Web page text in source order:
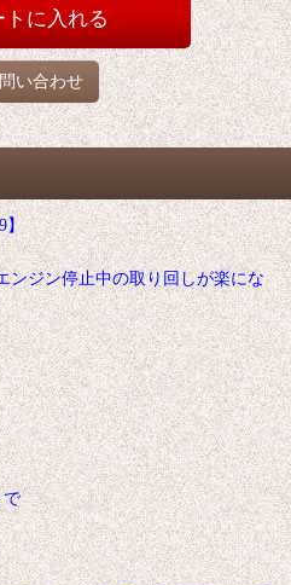
トに入れる
い合わせ
】
ンジン停止中の取り回しが楽にな
で